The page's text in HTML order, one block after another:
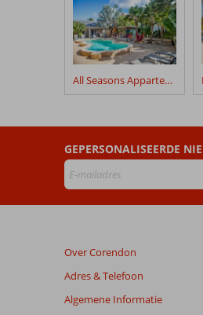
geschreven
na
hun
verblijf
Blue
Beoordelingen
die
ouder
48
maanden
worden
niet
All Seasons Appartementen
GEPERSONALISEERDE
Over Corendon
Adres & Telefoon
Algemene Informatie